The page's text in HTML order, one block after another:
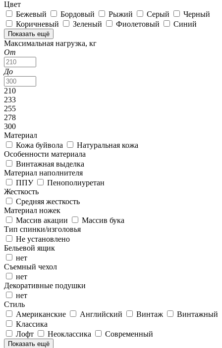
Цвет
Бежевый
Бордовый Рыжий Серый
Черный
Коричневый
Зеленый Фиолетовый Синий
Показать ещё
Максимальная нагрузка, кг
От
До
210
233
255
278
300
Материал
Кожа буйвола
Натуральная кожа
Особенности материала
Винтажная выделка
Материал наполнителя
ППУ
Пенополиуретан
Жесткость
Средняя жесткость
Материал ножек
Массив акации
Массив бука
Тип спинки/изголовья
Не установлено
Бельевой ящик
нет
Съемный чехол
нет
Декоративные подушки
нет
Стиль
Американские
Английский Винтаж
Винтажный
Классика
Лофт
Неоклассика Современный
Показать ещё